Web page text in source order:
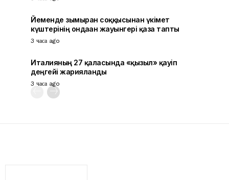
Йеменде зымыран соққысынан үкімет
күштерінің ондаған жауынгері қаза тапты
3 часа ago
Италияның 27 қаласында «қызыл» қауіп
деңгейі жарияланды
3 часа ago